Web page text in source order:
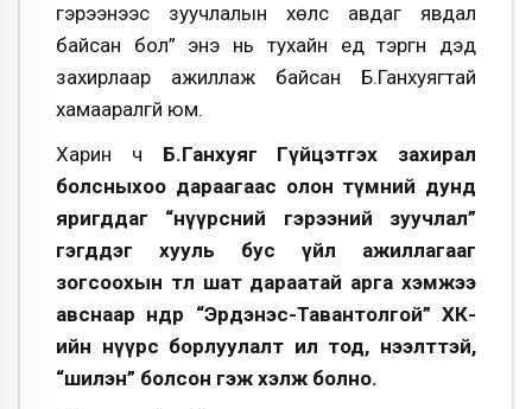
гэрээнээс зуучлалын хөлс авдаг явдал
байсан бол” энэ нь тухайн үед тэргүүн дэд
захирлаар ажиллаж байсан Б.Ганхуягтай
хамааралгүй юм.
Харин ч Б.Ганхуяг Гүйцэтгэх захирал
болсныхоо дараагаас олон түмний дунд
яригддаг “нүүрсний гэрээний зуучлал”
гэгддэг хууль бус үйл ажиллагааг
зогсоохын төлөө шат дараатай арга хэмжээ
авснаар өнөөдөр “Эрдэнэс-Тавантолгой” ХК-
ийн нүүрс борлуулалт ил тод, нээлттэй,
“шилэн” болсон гэж хэлж болно.